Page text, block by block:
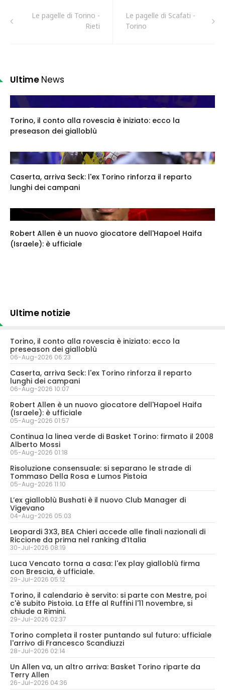
Le pagelle di Torino -
Rieti
Le pagelle di Scafati -
Torino
Ultime News
Torino, il conto alla rovescia è iniziato: ecco la
preseason dei gialloblù
Caserta, arriva Seck: l'ex Torino rinforza il reparto
lunghi dei campani
Robert Allen è un nuovo giocatore dell'Hapoel Haifa
(Israele): è ufficiale
Ultime notizie
Torino, il conto alla rovescia è iniziato: ecco la
preseason dei gialloblù
06-Aug-2026 06:23
Caserta, arriva Seck: l'ex Torino rinforza il reparto
lunghi dei campani
06-Aug-2026 10:07
Robert Allen è un nuovo giocatore dell'Hapoel Haifa
(Israele): è ufficiale
05-Aug-2026 01:57
Continua la linea verde di Basket Torino: firmato il 2008
Alberto Mossi
05-Aug-2026 01:18
Risoluzione consensuale: si separano le strade di
Tommaso Della Rosa e Lumos Pistoia
05-Aug-2026 11:10
L’ex gialloblù Bushati è il nuovo Club Manager di
Vigevano
04-Aug-2026 05:03
Leopardi 3X3, BEA Chieri accede alle finali nazionali di
Riccione da prima nel ranking d’Italia
30-Jul-2026 08:19
Luca Vencato torna a casa: l'ex play gialloblù firma
con Brescia, è ufficiale.
29-Jul-2026 05:12
Torino, il calendario è servito: si parte con Mestre, poi
c'è subito Pistoia. La Effe al Ruffini l'11 novembre, si
chiude a Rimini.
29-Jul-2026 02:37
Torino completa il roster puntando sul futuro: ufficiale
l'arrivo di Francesco Scandiuzzi
28-Jul-2026 02:14
Un Allen va, un altro arriva: Basket Torino riparte da
Terry Allen
26-Jul-2026 04:36